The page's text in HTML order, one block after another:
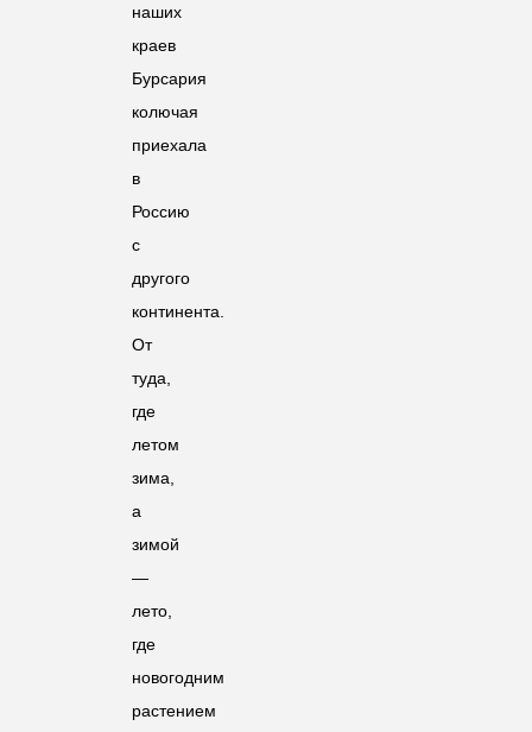
наших
краев
Бурсария
колючая
приехала
в
Россию
с
другого
континента.
От
туда,
где
летом
зима,
а
зимой
—
лето,
где
новогодним
растением